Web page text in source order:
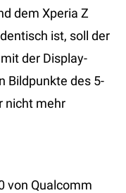
dem Xperia Z
ist, soll der
der Display-
Bildpunkte des 5-
nicht mehr
von Qualcomm